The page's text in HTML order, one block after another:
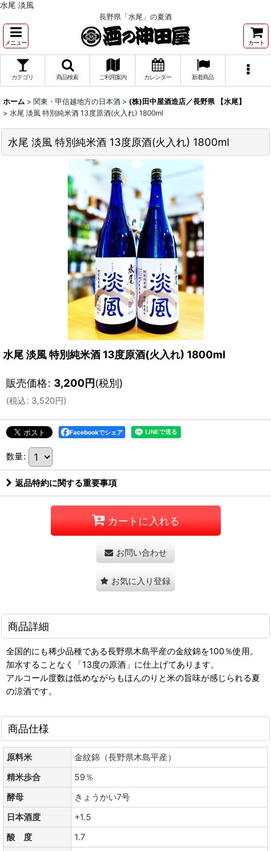
水尾 淡風
長野県「水尾」の夏酒
メニュー カート
カテゴリ 商品検索 ご利用案内 カレンダー 新着商品
ホーム > 関東・甲信越地方の日本酒 > (株)田中屋酒造店／長野県 【水尾】
> 水尾 淡風 特別純米酒 13度原酒(火入れ) 1800ml
水尾 淡風 特別純米酒 13度原酒(火入れ) 1800ml
水尾 淡風 特別純米酒 13度原酒(火入れ) 1800ml
販売価格: 3,200円(税別)
(税込: 3,520円)
Facebookでシェア
数量:
返品特約に関する重要事項
カートに入れる
お問い合わせ
お気に入り登録
商品詳細
全国的にも稀少品種である長野県木島平産の金紋錦を100％使用。
加水することなく「13度の原酒」に仕上げてあります。
アルコール度数は低めながらもほんのりと米の旨味が感じられる夏
の涼酒です。
商品仕様
原料米
金紋錦（長野県木島平産）
精米歩合
59％
酵母
きょうかい7号
日本酒度
+1.5
酸 度
1.7